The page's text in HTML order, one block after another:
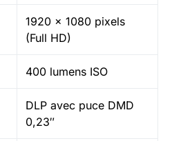
1920 x 1080 pixels
(Full HD)
400 lumens ISO
DLP avec puce DMD
0,23″